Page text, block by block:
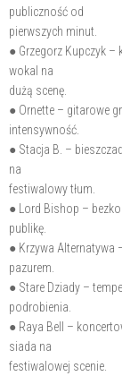
publiczność od
pierwszych minut.
● Grzegorz Kupczyk
wokal na
dużą scenę.
● Ornette – gitarowe
intensywność.
● Stacja B. –
na
festiwalowy tłum.
● Lord Bishop –
publikę.
● Krzywa Alternatywa
pazurem.
● Stare Dziady –
podrobienia.
● Raya Bell –
siada na
festiwalowej scenie.